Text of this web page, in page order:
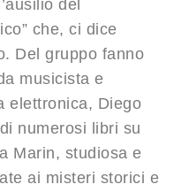
del
che, ci dice
Del gruppo fanno
musicista e
elettronica, Diego
numerosi libri su
Marin, studiosa e
ai misteri storici e